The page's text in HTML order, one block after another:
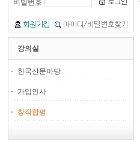
비밀번호
강의실
한국산문마당
가입인사
창작합평